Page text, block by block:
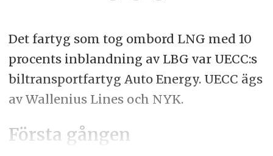
Det fartyg som tog ombord LNG med 10
procents inblandning av LBG var UECC:s
biltransportfartyg Auto Energy. UECC ägs
av Wallenius Lines och NYK.
Första gången